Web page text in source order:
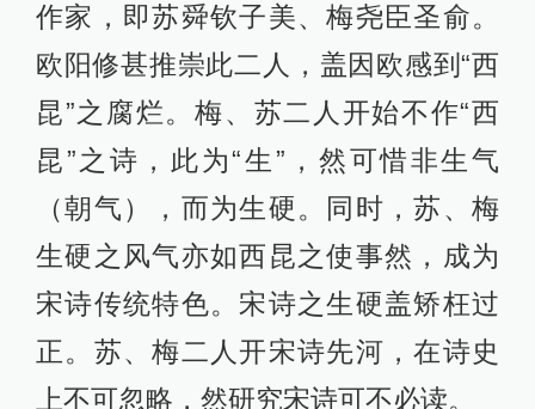
作家，即苏舜钦子美、梅尧臣圣俞。
欧阳修甚推崇此二人，盖因欧感到“西
昆”之腐烂。梅、苏二人开始不作“西
昆”之诗，此为“生”，然可惜非生气
（朝气），而为生硬。同时，苏、梅
生硬之风气亦如西昆之使事然，成为
宋诗传统特色。宋诗之生硬盖矫枉过
正。苏、梅二人开宋诗先河，在诗史
上不可忽略，然研究宋诗可不必读。